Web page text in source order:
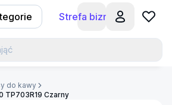
Strefa biznesu
do kawy
TP703R19 Czarny